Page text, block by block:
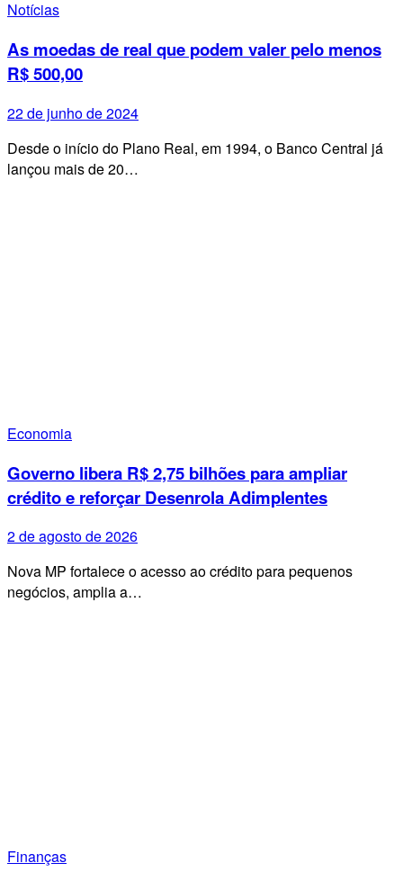
Notícias
As moedas de real que podem valer pelo menos
R$ 500,00
22 de junho de 2024
Desde o início do Plano Real, em 1994, o Banco Central já
lançou mais de 20…
Economia
Governo libera R$ 2,75 bilhões para ampliar
crédito e reforçar Desenrola Adimplentes
2 de agosto de 2026
Nova MP fortalece o acesso ao crédito para pequenos
negócios, amplia a…
Finanças